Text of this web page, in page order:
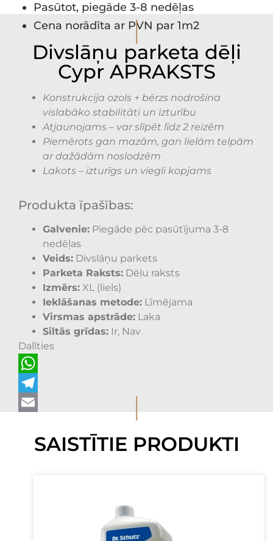
Pasūtot, piegāde 3-8 nedēļas
Cena norādīta ar PVN par 1m2
I
Divslāņu parketa dēļi
Cypr APRAKSTS
Konstrukcija ozols + bērzs nodrošina
vislabāko stabilitāti un izturību
Atjaunojams – var slīpēt līdz 2 reizēm
Piemērots gan mazām, gan lielām telpām
ar dažādām noslodzēm
Lakots – izturīgs un viegli kopjams
Produkta īpašības:
Galvenie: Piegāde pēc pasūtījuma 3-8
nedēļas
Veids: Divslāņu parkets
Parketa Raksts: Dēļu raksts
Izmērs: XL (liels)
Ieklāšanas metode: Līmējama
Virsmas apstrāde: Laka
Siltās grīdas: Ir, Nav
Dalīties
WhatsApp
Telegram
I
SAISTĪTIE PRODUKTI